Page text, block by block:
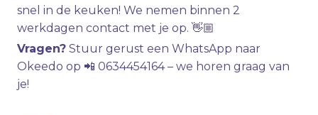
snel in de keuken! We nemen binnen 2
werkdagen contact met je op. 👋🏼
Vragen? Stuur gerust een WhatsApp naar
Okeedo op 📲 0634454164 – we horen graag van
je!